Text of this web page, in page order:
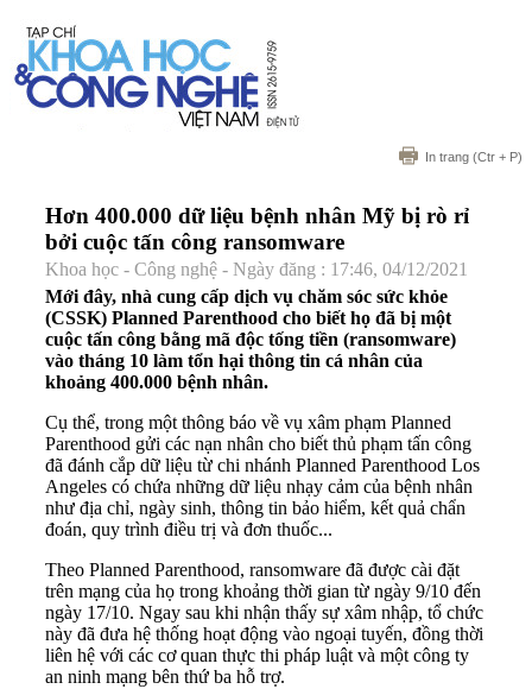
In trang (Ctr + P)
Hơn 400.000 dữ liệu bệnh nhân Mỹ bị rò rỉ
bởi cuộc tấn công ransomware
Khoa học - Công nghệ - Ngày đăng : 17:46, 04/12/2021
Mới đây, nhà cung cấp dịch vụ chăm sóc sức khỏe
(CSSK) Planned Parenthood cho biết họ đã bị một
cuộc tấn công bằng mã độc tống tiền (ransomware)
vào tháng 10 làm tổn hại thông tin cá nhân của
khoảng 400.000 bệnh nhân.
Cụ thể, trong một thông báo về vụ xâm phạm Planned
Parenthood gửi các nạn nhân cho biết thủ phạm tấn công
đã đánh cắp dữ liệu từ chi nhánh Planned Parenthood Los
Angeles có chứa những dữ liệu nhạy cảm của bệnh nhân
như địa chỉ, ngày sinh, thông tin bảo hiểm, kết quả chẩn
đoán, quy trình điều trị và đơn thuốc...
Theo Planned Parenthood, ransomware đã được cài đặt
trên mạng của họ trong khoảng thời gian từ ngày 9/10 đến
ngày 17/10. Ngay sau khi nhận thấy sự xâm nhập, tổ chức
này đã đưa hệ thống hoạt động vào ngoại tuyến, đồng thời
liên hệ với các cơ quan thực thi pháp luật và một công ty
an ninh mạng bên thứ ba hỗ trợ.